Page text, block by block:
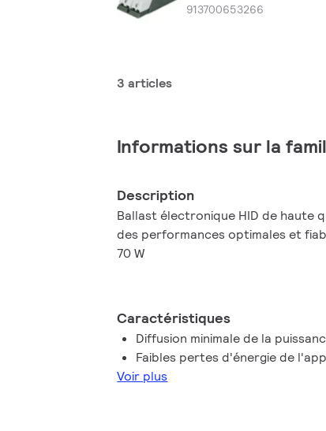
913700653266
3 articles
Informations sur la
Description
Ballast électronique HID de haute
des performances optimales et
70 W
Caractéristiques
Diffusion minimale de la
Faibles pertes d'énergie de
Voir plus